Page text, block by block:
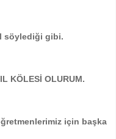
söylediği gibi.
KÖLESİ OLURUM.
için başka